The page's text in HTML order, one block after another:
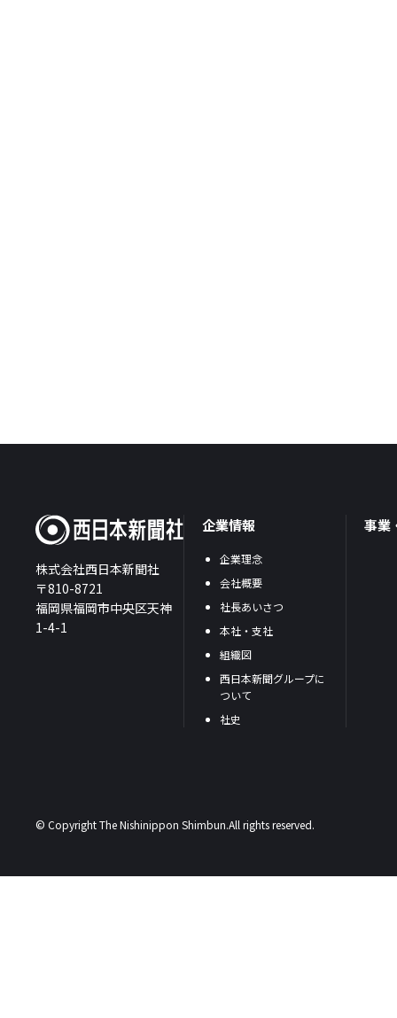
株式会社西日本新聞社
〒810-8721
福岡県福岡市中央区天神
1-4-1
企業情報
企業理念
会社概要
社長あいさつ
本社・支社
組織図
西日本新聞グループに
ついて
社史
事業
© Copyright The Nishinippon Shimbun.All rights reserved.